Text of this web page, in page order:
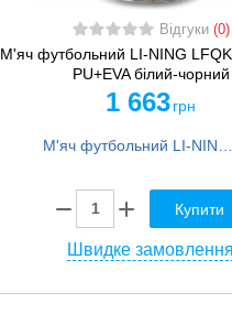
Відгуки (0)
М'яч футбольний LI-NING
PU+EVA білий-чорний
1 663 грн
Купити
Швидке замовлення